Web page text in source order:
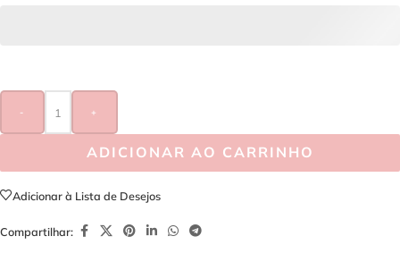
- +
ADICIONAR AO CARRINHO
Adicionar à Lista de Desejos
Compartilhar: